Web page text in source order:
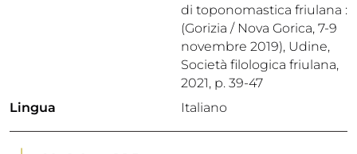
di toponomastica friulana :
(Gorizia / Nova Gorica, 7-9
novembre 2019), Udine,
Società filologica friulana,
2021, p. 39-47
Lingua
Italiano